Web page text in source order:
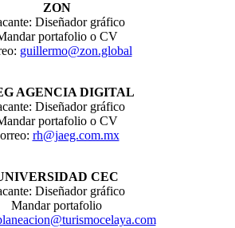
ZON
Diseñador gráfico
portafolio o CV
guillermo@zon.global
AGENCIA DIGITAL
Diseñador gráfico
portafolio o CV
rh@jaeg.com.mx
CEC
Diseñador gráfico
Mandar portafolio